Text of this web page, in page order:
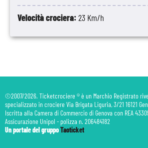
Velocità crociera:23 Km/h
©2007/2026. Ticketcrociere ® è un Marchio Registrato
specializzato in crociere Via Brigata Liguria, 3/21 16121
Iscritta alla Camera di Commercio di Genova con REA
Assicurazione Unipol - polizza n. 206484182
Un portale del gruppoTaoticket